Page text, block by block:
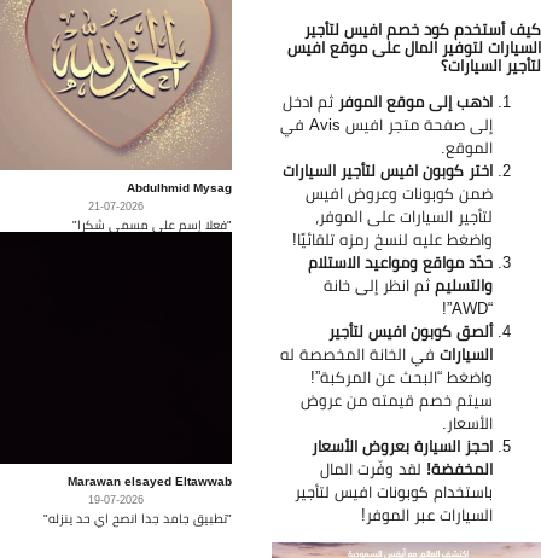
أستخدم كود خصم افيس لتأجير
لتوفير المال على موقع افيس
السيارات؟
اذهب إلى موقع الموفرثم ادخل
إلى صفحة متجر افيس Avis في
الموقع.
اختر كوبون افيس لتأجير السيارات
ضمن كوبونات وعروض افيس
لتأجير السيارات على الموفر،
واضغط عليه لنسخ رمزه تلقائيًا!
حدّد مواقع ومواعيد الاستلام
والتسليمثم انظر إلى خانة
ألصق كوبون افيس لتأجير
السياراتفي الخانة المخصصة له
واضغط “البحث عن المركبة”!
سيتم خصم قيمته من عروض
الأسعار.
احجز السيارة بعروض الأسعار
المخفضة!لقد وفّرت المال
باستخدام كوبونات افيس لتأجير
السيارات عبر الموفر!
Abdulhmid Mysag
21-07-2026
"فعلا إسم على مسمى شكرا"
Marawan elsayed Eltawwab
19-07-2026
"تطبيق جامد جدا انصح اي حد ينزله"